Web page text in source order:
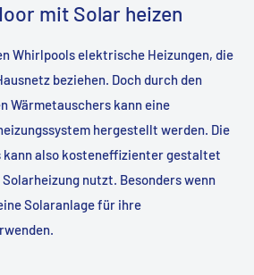
mit Solar heizen
Whirlpools elektrische Heizungen, die
beziehen. Doch durch den
Wärmetauschers kann eine
hergestellt werden. Die
kann also kosteneffizienter gestaltet
nutzt. Besonders wenn
Solaranlage für ihre